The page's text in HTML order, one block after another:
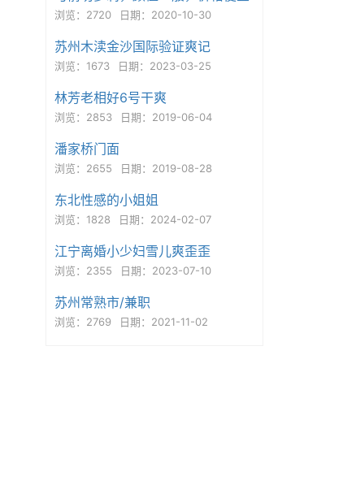
浏览：2720 日期：2020-10-30
苏州木渎金沙国际验证爽记
浏览：1673 日期：2023-03-25
林芳老相好6号干爽
浏览：2853 日期：2019-06-04
潘家桥门面
浏览：2655 日期：2019-08-28
东北性感的小姐姐
浏览：1828 日期：2024-02-07
江宁离婚小少妇雪儿爽歪歪
浏览：2355 日期：2023-07-10
苏州常熟市/兼职
浏览：2769 日期：2021-11-02